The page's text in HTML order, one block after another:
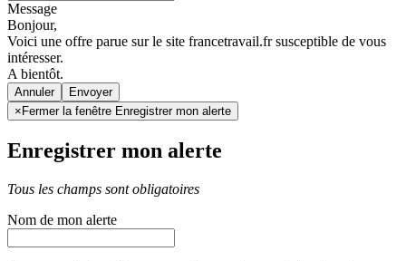
Message
Bonjour,
Voici une offre parue sur le site francetravail.fr susceptible de vous
intéresser.
A bientôt.
Annuler
× Fermer la fenêtre Enregistrer mon alerte
Enregistrer mon alerte
Tous les champs sont obligatoires
Nom de mon alerte